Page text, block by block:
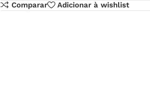
Comparar Adicionar à wishlist